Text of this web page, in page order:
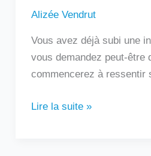
Alizée Vendrut
Vous avez déjà subi une
vous demandez peut-être
commencerez à ressentir
Lire la suite »